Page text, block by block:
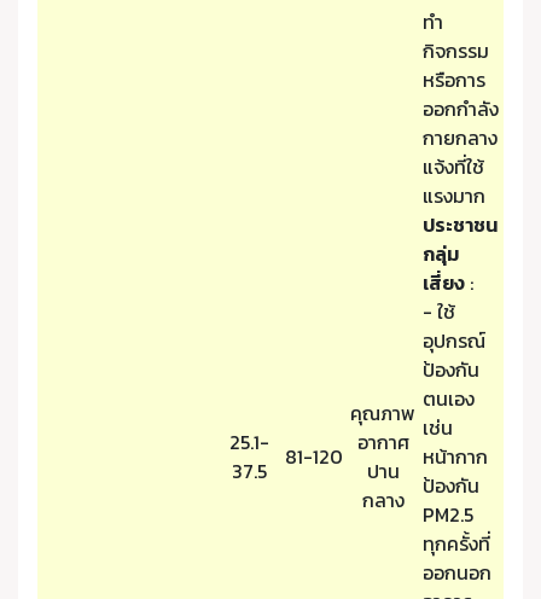
25.1-
37.5
81-120
คุณภาพ
อากาศ
ปาน
กลาง
ทำ
กิจกรรม
หรือการ
ออกกำลัง
กายกลาง
แจ้งที่ใช้
แรงมาก
ประชาชน
กลุ่ม
เสี่ยง :
- ใช้
อุปกรณ์
ป้องกัน
ตนเอง
เช่น
หน้ากาก
ป้องกัน
PM2.5
ทุกครั้งที่
ออกนอก